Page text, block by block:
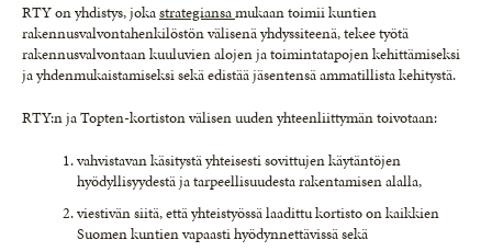
RTY on yhdistys, jokastrategiansamukaan toimii kuntien
rakennusvalvontahenkilöstön välisenä yhdyssiteenä, tekee työtä
rakennusvalvontaan kuuluvien alojen ja toimintatapojen kehittämiseksi
ja yhdenmukaistamiseksi sekä edistää jäsentensä ammatillista kehitystä.
RTY:n ja Topten-kortiston välisen uuden yhteenliittymän toivotaan:
vahvistavan käsitystä yhteisesti sovittujen käytäntöjen
hyödyllisyydestä ja tarpeellisuudesta rakentamisen alalla,
viestivän siitä, että yhteistyössä laadittu kortisto on kaikkien
Suomen kuntien vapaasti hyödynnettävissä sekä